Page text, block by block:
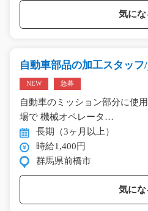
気にな
自動車部品の加工スタッフ
NEW 急募
自動車のミッション部分に使
場で 機械オペレータ…
長期（3ヶ月以上）
時給1,400円
群馬県前橋市
気にな